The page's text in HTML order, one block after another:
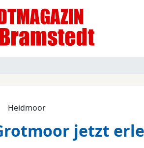
Heidmoor
jetzt